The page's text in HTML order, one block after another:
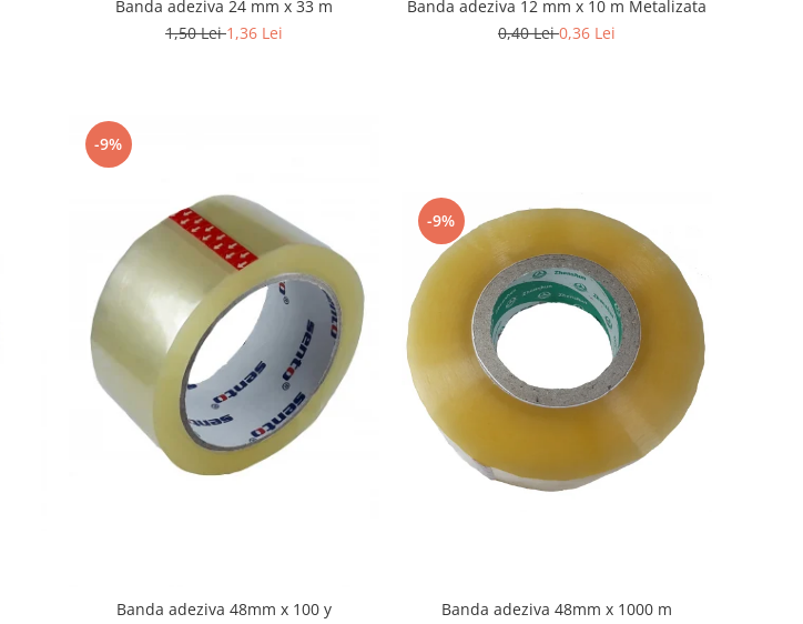
Banda adeziva 24 mm x 33 m
1,50 Lei1,36 Lei
Banda adeziva 12 mm x 10 m Metalizata
0,40 Lei0,36 Lei
-9%
Banda adeziva 48mm x 100 y
-9%
Banda adeziva 48mm x 1000 m